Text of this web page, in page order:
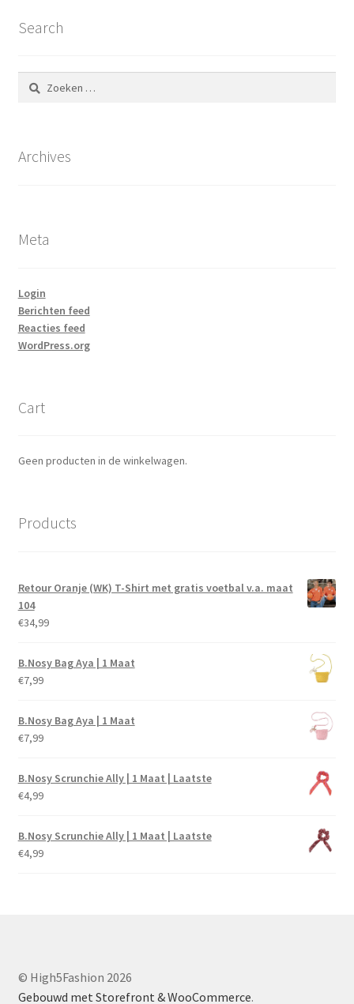
Search
Zoeken
naar:
Archives
Meta
Login
Berichten feed
Reacties feed
WordPress.org
Cart
Geen producten in de winkelwagen.
Products
Retour Oranje (WK) T-Shirt met gratis voetbal v.a. maat
104
€34,99
B.Nosy Bag Aya | 1 Maat
€7,99
B.Nosy Bag Aya | 1 Maat
€7,99
B.Nosy Scrunchie Ally | 1 Maat | Laatste
€4,99
B.Nosy Scrunchie Ally | 1 Maat | Laatste
€4,99
© High5Fashion 2026
Gebouwd met Storefront & WooCommerce.